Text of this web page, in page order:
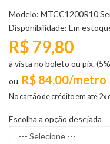
Modelo: MTCC1200R10
Disponibilidade: Em
R$ 84,00/metro
No cartão de crédito em até 2x
R$ 79,80
à vista no boleto ou pix.
Escolha a opção desejada